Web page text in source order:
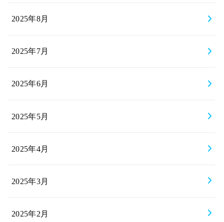
2025年8月
2025年7月
2025年6月
2025年5月
2025年4月
2025年3月
2025年2月